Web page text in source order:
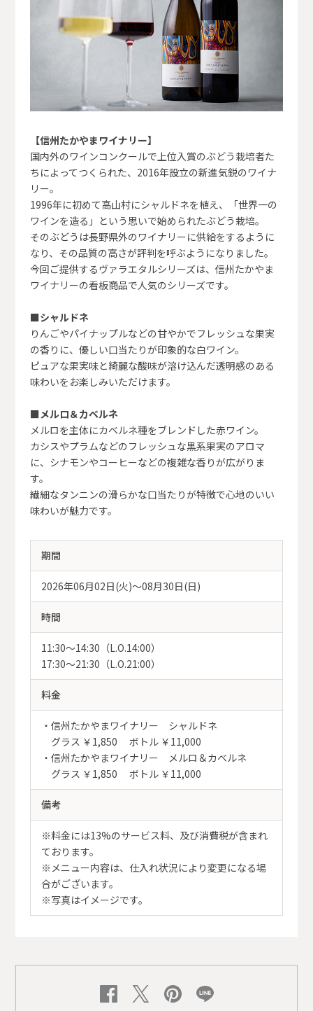
【信州たかやまワイナリー】
国内外のワインコンクールで上位入賞のぶどう栽培者た
ちによってつくられた、2016年設立の新進気鋭のワイナ
リー。
1996年に初めて高山村にシャルドネを植え、「世界一の
ワインを造る」という思いで始められたぶどう栽培。
そのぶどうは長野県外のワイナリーに供給をするように
なり、その品質の高さが評判を呼ぶようになりました。
今回ご提供するヴァラエタルシリーズは、信州たかやま
ワイナリーの看板商品で人気のシリーズです。
■シャルドネ
りんごやパイナップルなどの甘やかでフレッシュな果実
の香りに、優しい口当たりが印象的な白ワイン。
ピュアな果実味と綺麗な酸味が溶け込んだ透明感のある
味わいをお楽しみいただけます。
■メルロ＆カベルネ
メルロを主体にカベルネ種をブレンドした赤ワイン。
カシスやプラムなどのフレッシュな黒系果実のアロマ
に、シナモンやコーヒーなどの複雑な香りが広がりま
す。
繊細なタンニンの滑らかな口当たりが特徴で心地のいい
味わいが魅力です。
期間
2026年06月02日(火)～08月30日(日)
時間
11:30～14:30（L.O.14:00）
17:30～21:30（L.O.21:00）
料金
・信州たかやまワイナリー シャルドネ
グラス ￥1,850 ボトル ￥11,000
・信州たかやまワイナリー メルロ＆カベルネ
グラス ￥1,850 ボトル ￥11,000
備考
※料金には13%のサービス料、及び消費税が含まれ
ております。
※メニュー内容は、仕入れ状況により変更になる場
合がございます。
※写真はイメージです。